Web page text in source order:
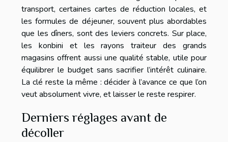
transport, certaines cartes de réduction locales, et
les formules de déjeuner, souvent plus abordables
que les dîners, sont des leviers concrets. Sur place,
les konbini et les rayons traiteur des grands
magasins offrent aussi une qualité stable, utile pour
équilibrer le budget sans sacrifier l’intérêt culinaire.
La clé reste la même : décider à l’avance ce que l’on
veut absolument vivre, et laisser le reste respirer.
Derniers réglages avant de
décoller